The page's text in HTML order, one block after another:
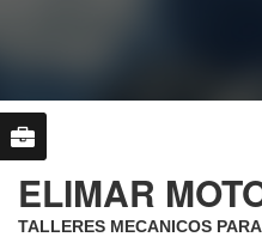
ELIMAR
TALLERES MECANICOS